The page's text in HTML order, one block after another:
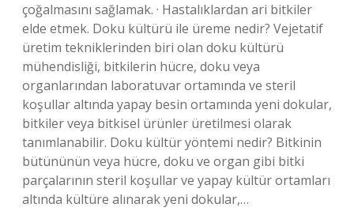
çoğalmasını sağlamak. · Hastalıklardan ari bitkiler
elde etmek. Doku kültürü ile üreme nedir? Vejetatif
üretim tekniklerinden biri olan doku kültürü
mühendisliği, bitkilerin hücre, doku veya
organlarından laboratuvar ortamında ve steril
koşullar altında yapay besin ortamında yeni dokular,
bitkiler veya bitkisel ürünler üretilmesi olarak
tanımlanabilir. Doku kültür yöntemi nedir? Bitkinin
bütününün veya hücre, doku ve organ gibi bitki
parçalarının steril koşullar ve yapay kültür ortamları
altında kültüre alınarak yeni dokular,…